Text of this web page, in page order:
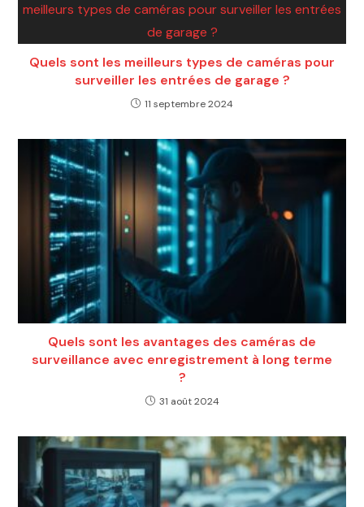
Quels sont les meilleurs types de caméras pour
surveiller les entrées de garage ?
11 septembre 2024
Quels sont les avantages des caméras de
surveillance avec enregistrement à long terme
?
31 août 2024